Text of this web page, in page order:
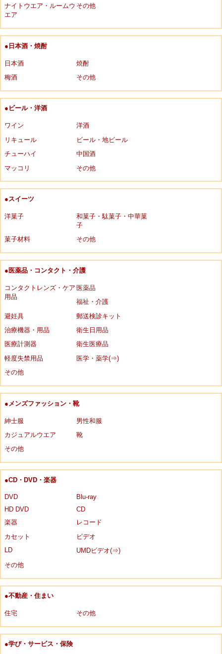
ナイトウエア・ルームウ
エア
その他
●日本酒・焼酎
日本酒
焼酎
梅酒
その他
●ビール・洋酒
ワイン
洋酒
リキュール
ビール・地ビール
チューハイ
中国酒
マッコリ
その他
●スイーツ
洋菓子
和菓子・駄菓子・中華菓
子
菓子材料
その他
●医薬品・コンタクト・介護
コンタクトレンズ・ケア
用品
医薬品
福祉・介護
避妊具
郵送検診キット
治療機器・用品
衛生日用品
医療計測器
衛生医療品
軽度失禁用品
医学・薬学(⇒)
その他
●メンズファッション・靴
紳士服
男性和服
カジュアルウエア
靴
その他
●CD・DVD・楽器
DVD
Blu-ray
HD DVD
CD
楽器
レコード
カセット
ビデオ
LD
UMDビデオ(⇒)
その他
●不動産・住まい
住宅 その他
●学び・サービス・保険